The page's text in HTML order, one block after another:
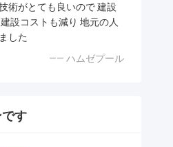
術がとても良いので 建設
設コストも減り 地元の人
した
—— ハムゼプール
す